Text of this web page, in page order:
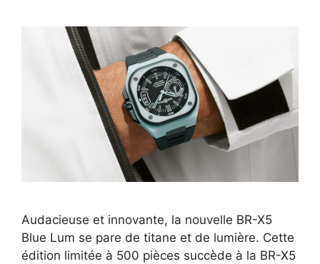
Audacieuse et innovante, la nouvelle BR-X5
Blue Lum se pare de titane et de lumière. Cette
édition limitée à 500 pièces succède à la BR-X5